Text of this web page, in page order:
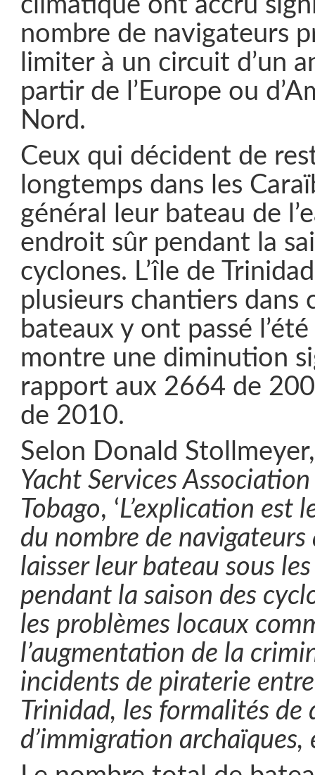
climatique ont accru
nombre de navigateurs
limiter à un circuit d’un
partir de l’Europe ou
Nord.
Ceux qui décident de
longtemps dans les
général leur bateau de
endroit sûr pendant la
cyclones. L’île de
plusieurs chantiers dans
bateaux y ont passé
montre une diminution
rapport aux 2664 de
de 2010.
Selon Donald
Yacht Services
Tobago, ‘L’explication est
du nombre de
laisser leur bateau sous
pendant la saison des
les problèmes locaux
l’augmentation de la
incidents de piraterie
Trinidad, les formalités de
d’immigration archaïques,